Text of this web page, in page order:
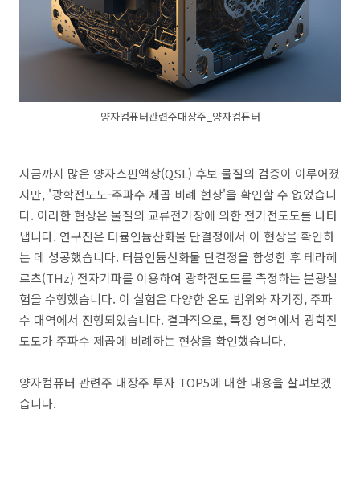
양자컴퓨터관련주대장주_양자컴퓨터
지금까지 많은 양자스핀액상(QSL) 후보 물질의 검증이 이루어졌
지만, '광학전도도-주파수 제곱 비례 현상'을 확인할 수 없었습니
다. 이러한 현상은 물질의 교류전기장에 의한 전기전도도를 나타
냅니다. 연구진은 터븀인듐산화물 단결정에서 이 현상을 확인하
는 데 성공했습니다. 터븀인듐산화물 단결정을 합성한 후 테라헤
르츠(THz) 전자기파를 이용하여 광학전도도를 측정하는 분광실
험을 수행했습니다. 이 실험은 다양한 온도 범위와 자기장, 주파
수 대역에서 진행되었습니다. 결과적으로, 특정 영역에서 광학전
도도가 주파수 제곱에 비례하는 현상을 확인했습니다.
양자컴퓨터 관련주 대장주 투자 TOP5에 대한 내용을 살펴보겠
습니다.